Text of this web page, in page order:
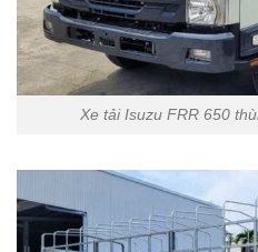
Xe tải Isuzu FRR 650